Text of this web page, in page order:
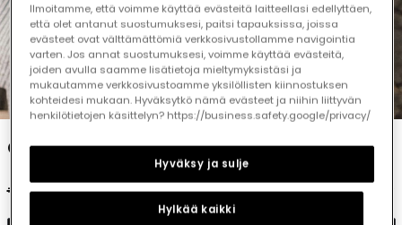
1 2 3 4 5
Girl's knitted T-shirt in aqua green colour
€19.95 €10.95
Ilmoitamme, että voimme käyttää evästeitä laitteellasi edellyttäen,
että olet antanut suostumuksesi, paitsi tapauksissa, joissa
evästeet ovat välttämättömiä verkkosivustollamme navigointia
varten. Jos annat suostumuksesi, voimme käyttää evästeitä,
joiden avulla saamme lisätietoja mieltymyksistäsi ja
mukautamme verkkosivustoamme yksilöllisten kiinnostuksen
kohteidesi mukaan. Hyväksytkö nämä evästeet ja niihin liittyvän
henkilötietojen käsittelyn? https://business.safety.google/privacy/
Hylkää kaikki
Hyväksy ja sulje